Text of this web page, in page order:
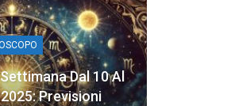
Dal 10 Al
Previsioni